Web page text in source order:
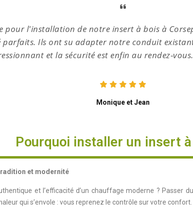
pour l'installation de notre insert à bois à
parfaits. Ils ont su adapter notre conduit
et la sécurité est enfin au rendez-
Monique et Jean
Pourquoi installer un insert
et modernité
et l’efficacité d’un chauffage moderne ? Passer
qui s’envole : vous reprenez le contrôle sur votre confort.